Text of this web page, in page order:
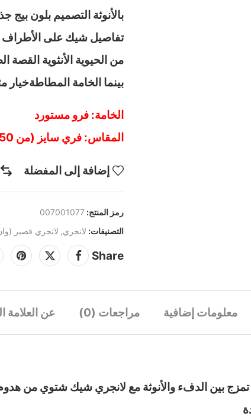
بالأنوثة التصميم بلون
تفاصيل شيك على الأطراف
من الحيوية الأنثوية القصة
بينما الخامة المطاطةخيار
الخامة: فرو مستورد
المقاس: فري سايز (من 50 كيلو إلى 75 كيلو)
إضافة إلى المفضلة
رمز المنتج: 007001077
التصنيفات: لانجري, لانجري قصير
Share
معلومات إضافية مراجعات (0) عن العلامة
بين الدفء والأنوثة مع لانجري شيك شتوي من